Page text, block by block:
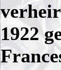
1922